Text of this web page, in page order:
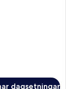
dagsetningar